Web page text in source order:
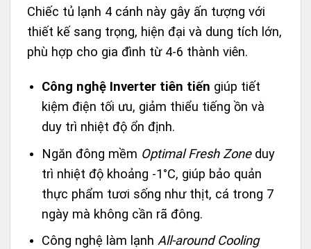
Chiếc tủ lạnh 4 cánh này gây ấn tượng với
thiết kế sang trọng, hiện đại và dung tích lớn,
phù hợp cho gia đình từ 4-6 thành viên.
Công nghệ Inverter tiên tiến giúp tiết
kiệm điện tối ưu, giảm thiểu tiếng ồn và
duy trì nhiệt độ ổn định.
Ngăn đông mềm Optimal Fresh Zoneduy
trì nhiệt độ khoảng -1°C, giúp bảo quản
thực phẩm tươi sống như thịt, cá trong 7
ngày mà không cần rã đông.
Công nghệ làm lạnh All-around Cooling